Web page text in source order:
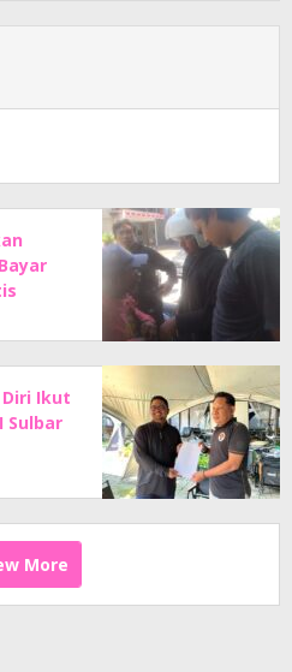
Ikut
Sulbar
More